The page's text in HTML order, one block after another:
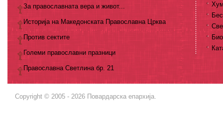
За православната вера и живот...
Историја на Македонската Православна Црква
Против сектите
Големи православни празници
Православна Светлина бр. 21
Copyright © 2005 - 2026 Повардарска епархија.